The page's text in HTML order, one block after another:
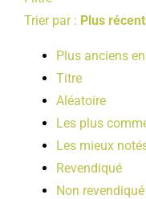
LOISIRS
PUBLICATIONS
Trier par : Plus
Plus anciens
Titre
Aléatoire
Les plus
Les mieux
Revendiqué
Non revendiqué